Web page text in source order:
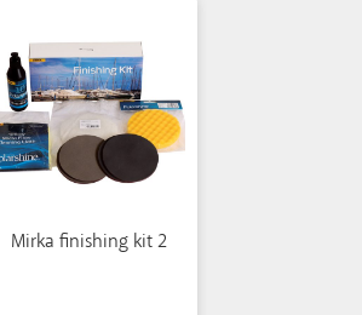
Mirka finishing kit 2